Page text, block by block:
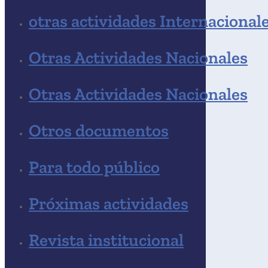
otras actividades
Otras Actividades Nacionales
Otras Actividades Nacionales
Otros documentos
Para todo público
Próximas actividades
Revista institucional